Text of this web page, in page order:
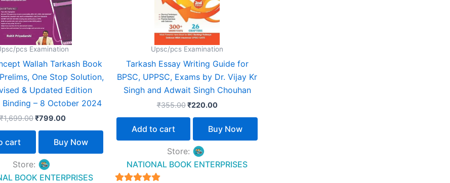
pcs Examination
Wallah Tarkash Book
One Stop Solution,
& Updated Edition
Binding – 8 October 2024
₹1,699.00₹799.00
cart Buy Now
Store:
BOOK ENTERPRISES
Upsc/pcs Examination
Tarkash Essay Writing Guide for
BPSC, UPPSC, Exams by Dr. Vijay Kr
Singh and Adwait Singh Chouhan
₹355.00 ₹220.00
Add to cart Buy Now
Store:
NATIONAL BOOK ENTERPRISES